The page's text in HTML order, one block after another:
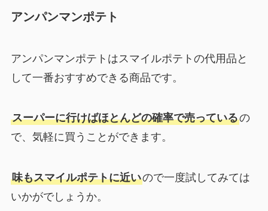
アンパンマンポテト
アンパンマンポテトはスマイルポテトの代用品と
して一番おすすめできる商品です。
スーパーに行けばほとんどの確率で売っているの
で、気軽に買うことができます。
味もスマイルポテトに近いので一度試してみては
いかがでしょうか。